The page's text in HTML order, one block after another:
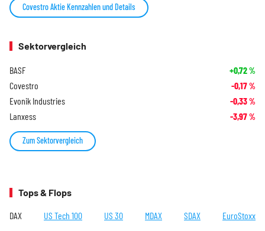
Covestro Aktie Kennzahlen und Details
Sektorvergleich
BASF +0,72%
Covestro -0,17%
Evonik Industries -0,33%
Lanxess -3,97%
Zum Sektorvergleich
Tops & Flops
DAX US Tech 100 US 30 MDAX SDAX EuroStoxx